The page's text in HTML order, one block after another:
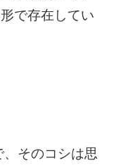
で存在してい
そのコシは思